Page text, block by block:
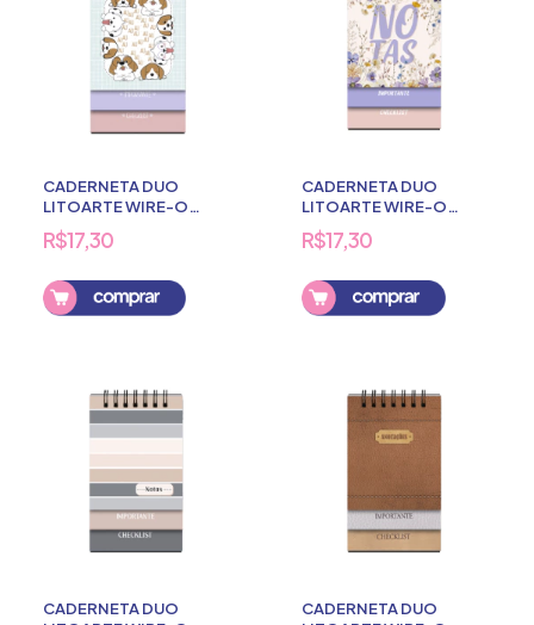
CADERNETA DUO
LITOARTE WIRE-O
CACHORRINHOS 80
FOLHAS
R$17,30
CADERNETA DUO
LITOARTE WIRE-O
FLORAL 80 FOLHAS
R$17,30
CADERNETA DUO
CADERNETA DUO